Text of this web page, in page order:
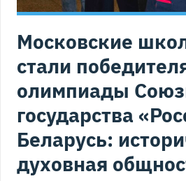
Московские
стали
олимпиады
государства
Беларусь:
духовная